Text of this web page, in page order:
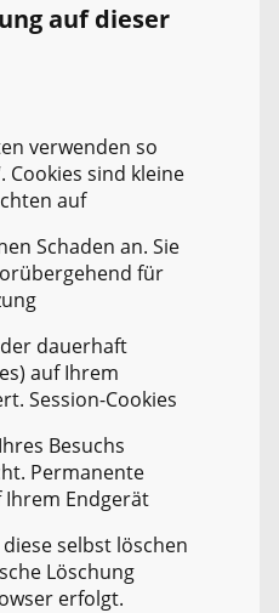
auf dieser
verwenden so
Cookies sind kleine
auf
Schaden an. Sie
für
dauerhaft
auf Ihrem
Session-Cookies
Besuchs
Permanente
Ihrem Endgerät
selbst löschen
Löschung
erfolgt.